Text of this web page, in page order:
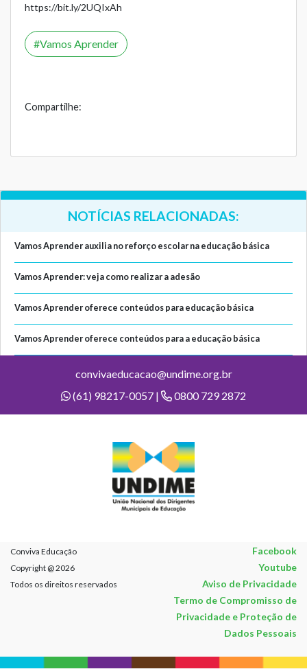
https://bit.ly/2UQIxAh
Vamos Aprender
Compartilhe:
NOTÍCIAS RELACIONADAS:
Vamos Aprender auxilia no reforço escolar na educação básica
Vamos Aprender: veja como realizar a adesão
Vamos Aprender oferece conteúdos para educação básica
Vamos Aprender oferece conteúdos para a educação básica
convivaeducacao@undime.org.br
(61) 98217-0057 |
0800 729 2872
Conviva Educação Facebook
Copyright @ 2026 Youtube
Todos os direitos reservados
Aviso de Privacidade
Termo de Compromisso de
Privacidade e Proteção de
Dados Pessoais